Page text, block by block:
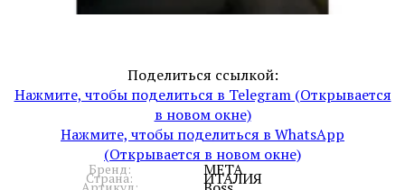
Поделиться ссылкой:
Нажмите, чтобы поделиться в Telegram (Открывается
в новом окне)
Нажмите, чтобы поделиться в WhatsApp
(Открывается в новом окне)
Бренд: META
Страна: ИТАЛИЯ